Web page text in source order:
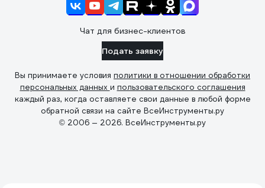
Чат для бизнес-клиентов
Подать заявку
Вы принимаете условия политики в отношении обработки
персональных данных и пользовательского соглашения
каждый раз, когда оставляете свои данные в любой форме
обратной связи на сайте ВсеИнструменты.ру
© 2006 — 2026. ВсеИнструменты.ру